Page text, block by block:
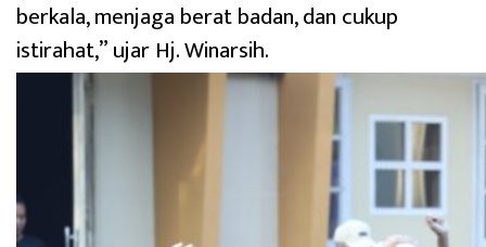
berkala, menjaga berat badan, dan cukup
istirahat,” ujar Hj. Winarsih.